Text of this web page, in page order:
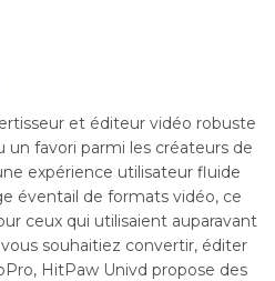
et éditeur vidéo robuste
favori parmi les créateurs de
expérience utilisateur fluide
éventail de formats vidéo, ce
ceux qui utilisaient auparavant
souhaitiez convertir, éditer
HitPaw Univd propose des